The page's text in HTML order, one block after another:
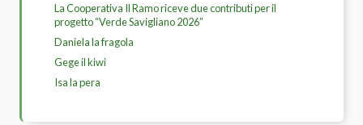
La Cooperativa Il Ramo riceve due contributi per il
progetto “Verde Savigliano 2026”
Daniela la fragola
Gege il kiwi
Isa la pera